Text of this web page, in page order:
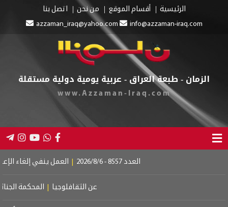
الرئيسية أقسام الموقع من نحن
اتصل بنا
azzaman_iraq@yahoo.com
info@azzaman-iraq.com
الزمان - طبعة العراق - عربية يومية دولية مستقلة
www.Azzaman-Iraq.com
العدد 8557 - 2026/8/6 | العمل ينفي إلغاء الإعانة
عن الثقافلوجيا | المحكمة الجنائية